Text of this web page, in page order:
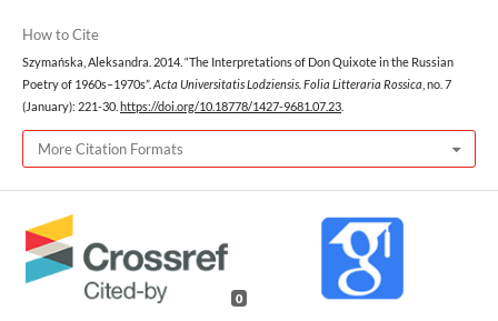
How to Cite
Szymańska, Aleksandra. 2014. “The Interpretations of Don Quixote in the Russian
Poetry of 1960s–1970s”. Acta Universitatis Lodziensis. Folia Litteraria Rossica , no. 7
(January): 221-30. https://doi.org/10.18778/1427-9681.07.23
More Citation Formats
0